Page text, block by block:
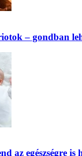
– gondban
az egészségre is